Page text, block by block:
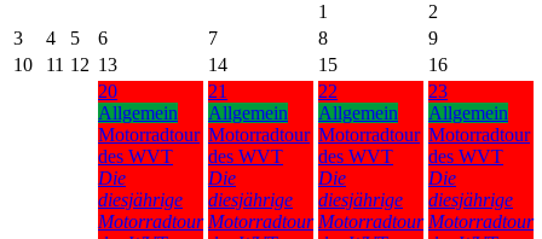
1
2
3
4 5 6 7 8
9
10
11 12 13 14 15 16
20
Allgemein
Motorradtour
des WVT
Die
diesjährige
Motorradtour
21
Allgemein
Motorradtour
des WVT
Die
diesjährige
Motorradtour
22
Allgemein
Motorradtour
des WVT
Die
diesjährige
Motorradtour
23
Allgemein
Motorradtour
des WVT
Die
diesjährige
Motorradtour